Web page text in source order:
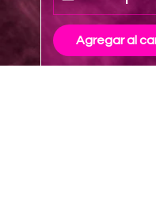
Agregar al